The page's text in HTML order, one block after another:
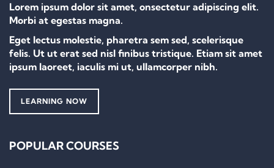
Lorem ipsum dolor sit amet, onsectetur adipiscing elit.
Morbi at egestas magna.
Eget lectus molestie, pharetra sem sed, scelerisque
felis. Ut ut erat sed nisl finibus tristique. Etiam sit amet
ipsum laoreet, iaculis mi ut, ullamcorper nibh.
LEARNING NOW
POPULAR COURSES